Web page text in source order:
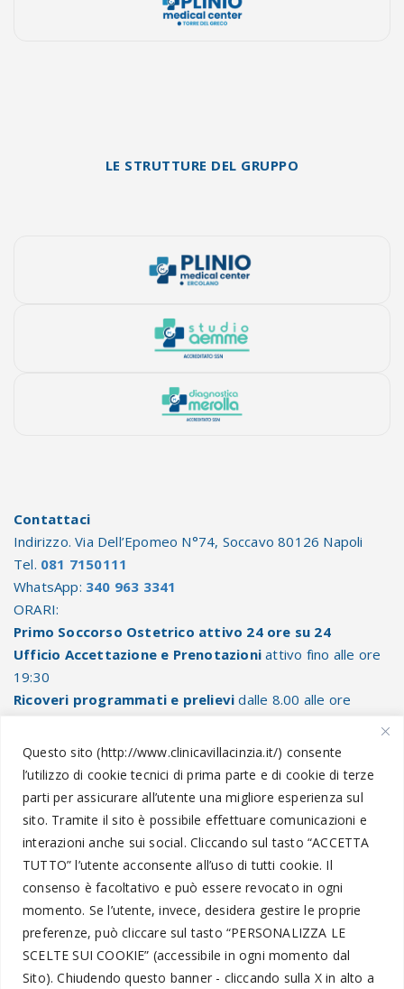
Questo sito (http://www.clinicavillacinzia.it/) consente
l’utilizzo di cookie tecnici di prima parte e di cookie di terze
parti per assicurare all’utente una migliore esperienza sul
sito. Tramite il sito è possibile effettuare comunicazioni e
interazioni anche sui social. Cliccando sul tasto “ACCETTA
TUTTO” l’utente acconsente all’uso di tutti cookie. Il
consenso è facoltativo e può essere revocato in ogni
momento. Se l’utente, invece, desidera gestire le proprie
preferenze, può cliccare sul tasto “PERSONALIZZA LE
SCELTE SUI COOKIE” (accessibile in ogni momento dal
Sito).Chiudendo questo banner - cliccando sulla X in alto a
LE STRUTTURE DEL GRUPPO
Contattaci
Indirizzo. Via Dell’Epomeo N°74, Soccavo 80126 Napoli
Tel. 081 7150111
WhatsApp: 340 963 3341
ORARI:
Primo Soccorso Ostetrico attivo 24 ore su 24
Ufficio Accettazione e Prenotazioni attivo fino alle ore
19:30
Ricoveri programmati e prelievi dalle 8.00 alle ore
Informazioni Legali
Amministrazione Trasparente
Segnalazioni
Privacy Policy
Trattamento dati personali